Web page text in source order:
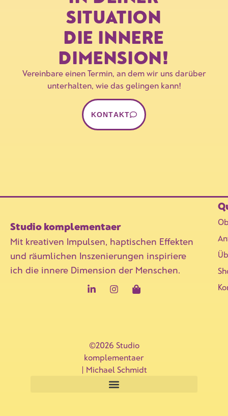
SITUATION
DIE INNERE
DIMENSION!
Vereinbare einen Termin, an dem wir uns darüber
unterhalten, wie das gelingen kann!
KONTAKT
Studio komplementaer
Mit kreativen Impulsen, haptischen Effekten
und räumlichen Inszenierungen inspiriere
ich die innere Dimension der Menschen.
©2026 Studio
komplementaer
| Michael Schmidt